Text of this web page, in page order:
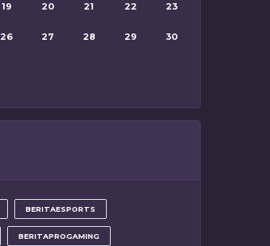
19 20 21 22 23
26 27 28 29 30
BERITAESPORTS
BERITAPROGAMING